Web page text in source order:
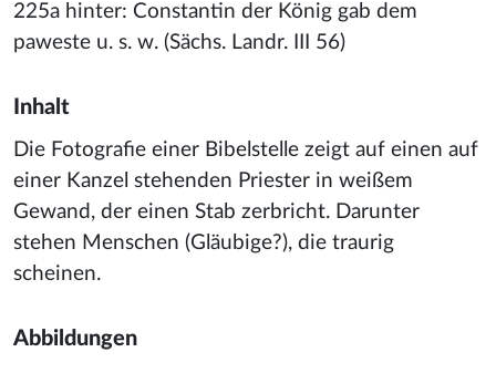
225a hinter: Constantin der König gab dem
paweste u. s. w. (Sächs. Landr. III 56)
Inhalt
Die Fotografie einer Bibelstelle zeigt auf einen auf
einer Kanzel stehenden Priester in weißem
Gewand, der einen Stab zerbricht. Darunter
stehen Menschen (Gläubige?), die traurig
scheinen.
Abbildungen